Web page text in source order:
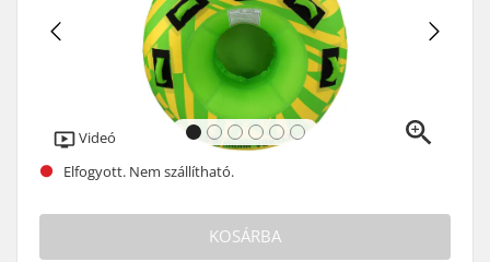
Videó
Elfogyott. Nem szállítható.
KOSÁRBA